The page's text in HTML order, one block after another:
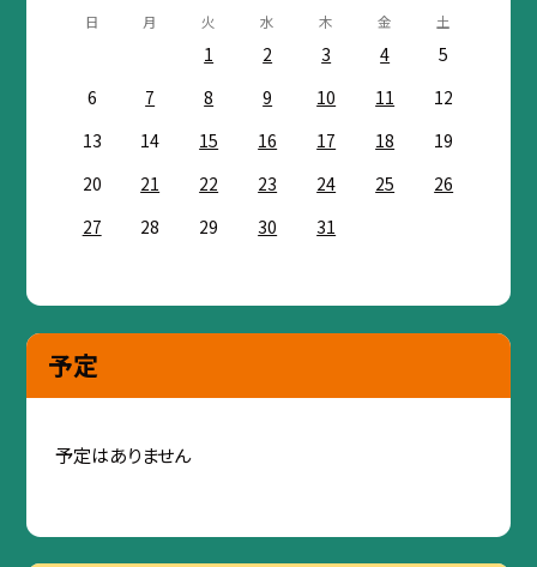
日 月 火 水 木 金 土
1 2 3 4
5
6
7 8 9 10 11
12
13
14 15 16 17 18
19
20
21 22 23 24 25
26
27
28 29 30 31
予定
予定はありません